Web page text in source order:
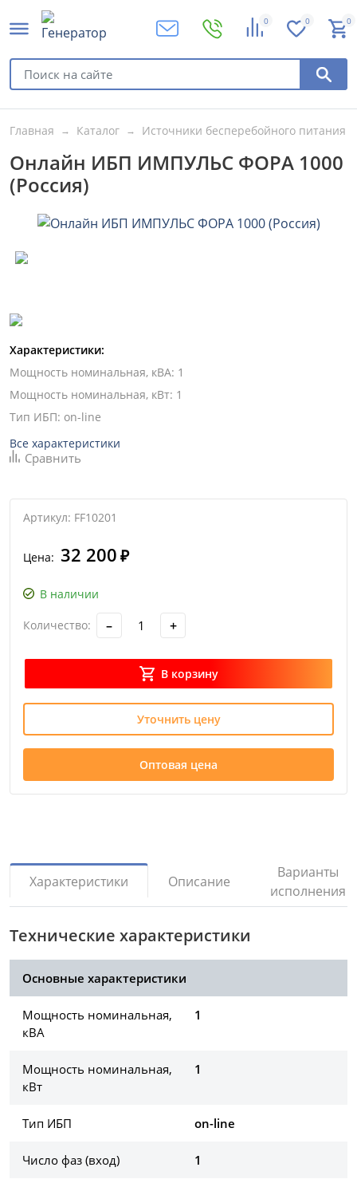
0 0 0
Главная Каталог Источники бесперебойного питания
Онлайн ИБП ИМПУЛЬС ФОРА 1000
(Россия)
Характеристики:
Мощность номинальная, кВА: 1
Мощность номинальная, кВт: 1
Тип ИБП: on-line
Все характеристики
Сравнить
Артикул: FF10201
Цена: 32 200 ₽
В наличии
Количество: – +
В корзину
Уточнить цену
Оптовая цена
Характеристики Описание
Варианты
исполнения
Технические характеристики
Основные характеристики
Мощность номинальная,
кВА
1
Мощность номинальная,
кВт
1
Тип ИБП on-line
Число фаз (вход) 1